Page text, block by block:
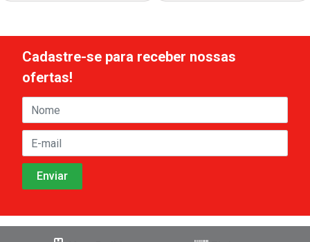
Cadastre-se para receber nossas
ofertas!